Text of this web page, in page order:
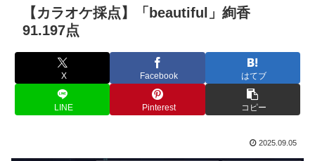
【カラオケ採点】「beautiful」絢香
91.197点
X Facebook はてブ
LINE Pinterest コピー
2025.09.05